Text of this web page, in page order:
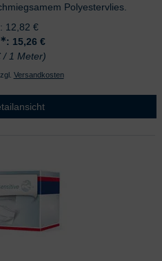
Polyestervlies.
12,82 €
∗: 15,26 €
/ 1 Meter)
Versandkosten